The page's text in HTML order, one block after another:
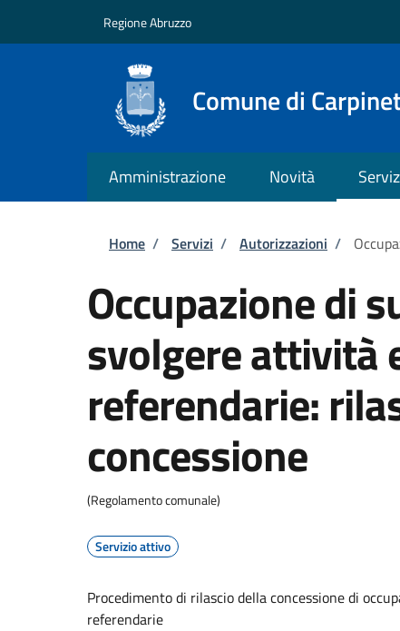
Regione Abruzzo
Comune di
Amministrazione Novità
Briciole di pane
Home / Servizi / Autorizzazioni /
Occupazione di
svolgere attività
referendarie:
concessione
(Regolamento comunale)
Servizio attivo
Procedimento di rilascio della concessione di
referendarie